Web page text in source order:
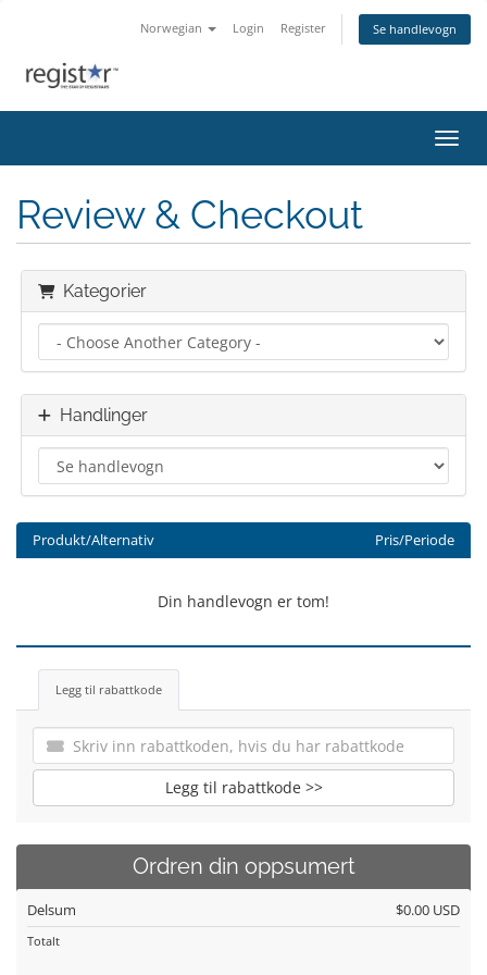
Norwegian Login Register Se handlevogn
Bytt
Review & Checkout
Kategorier
Handlinger
Produkt/Alternativ Pris/Periode
Din handlevogn er tom!
Legg til rabattkode
Legg til rabattkode >>
Ordren din oppsumert
Delsum $0.00 USD
Totalt